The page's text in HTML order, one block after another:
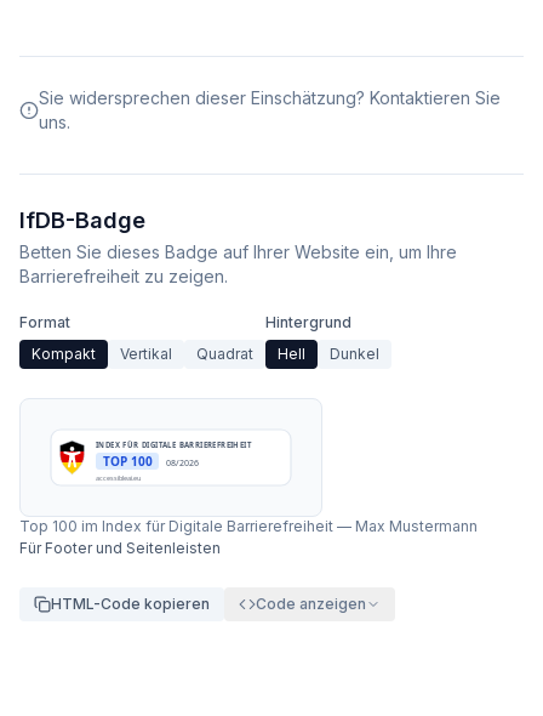
Sie widersprechen dieser Einschätzung? Kontaktieren Sie
uns.
IfDB-Badge
Betten Sie dieses Badge auf Ihrer Website ein, um Ihre
Barrierefreiheit zu zeigen.
Format
Kompakt
Vertikal Quadrat
Hintergrund
Hell
Dunkel
INDEX FÜR DIGITALE BARRIEREFREIHEIT
TOP 100 08/2026
accessibleai.eu
Top 100 im Index für Digitale Barrierefreiheit — Max Mustermann
Für Footer und Seitenleisten
HTML-Code kopieren Code anzeigen